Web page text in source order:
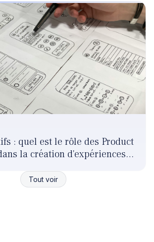
Tout voir
: quel est le rôle des Product
la création d'expériences